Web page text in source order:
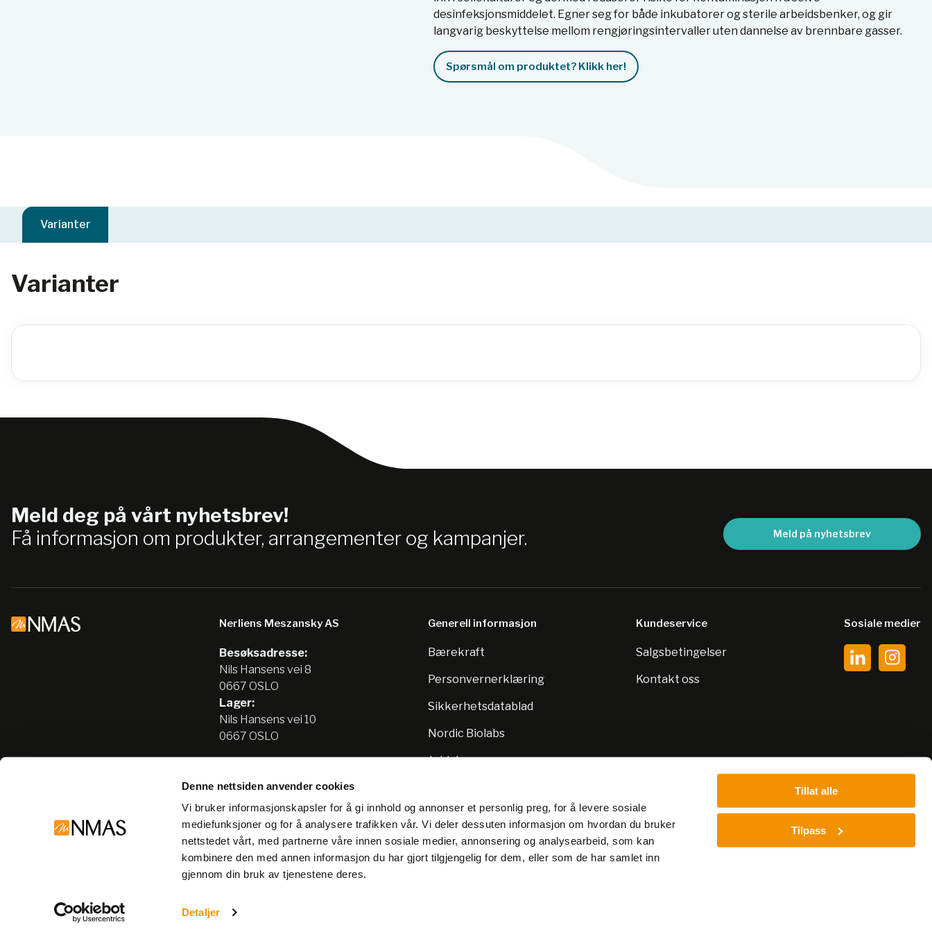
Denne nettsiden anvender cookies
Vi bruker informasjonskapsler for å gi innhold og annonser et personlig preg, for å levere sosiale
mediefunksjoner og for å analysere trafikken vår. Vi deler dessuten informasjon om hvordan du bruker
nettstedet vårt, med partnerne våre innen sosiale medier, annonsering og analysearbeid, som kan
kombinere den med annen informasjon du har gjort tilgjengelig for dem, eller som de har samlet inn
gjennom din bruk av tjenestene deres.
Detaljer
Tillat alle
Tilpass
desinfeksjonsmiddelet. Egner seg for både inkubatorer og sterile arbeidsbenker, og gir
langvarig beskyttelse mellom rengjøringsintervaller uten dannelse av brennbare gasser.
Spørsmål om produktet? Klikk her!
Varianter
Varianter
Meld deg på vårt nyhetsbrev!
Få informasjon om produkter, arrangementer og kampanjer.
Meld på nyhetsbrev
Nerliens Meszansky AS
Besøksadresse:
Nils Hansens vei 8
0667 OSLO
Lager:
Nils Hansens vei 10
0667 OSLO
info@nmas.no
Generell informasjon
Bærekraft
Personvernerklæring
Sikkerhetsdatablad
Nordic Biolabs
Jobb hos oss
Kundeservice
Salgsbetingelser
Kontakt oss
Sosiale medier
© Nerliens Meszansky 2026